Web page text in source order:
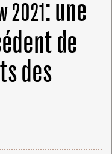
2021: une
de
des